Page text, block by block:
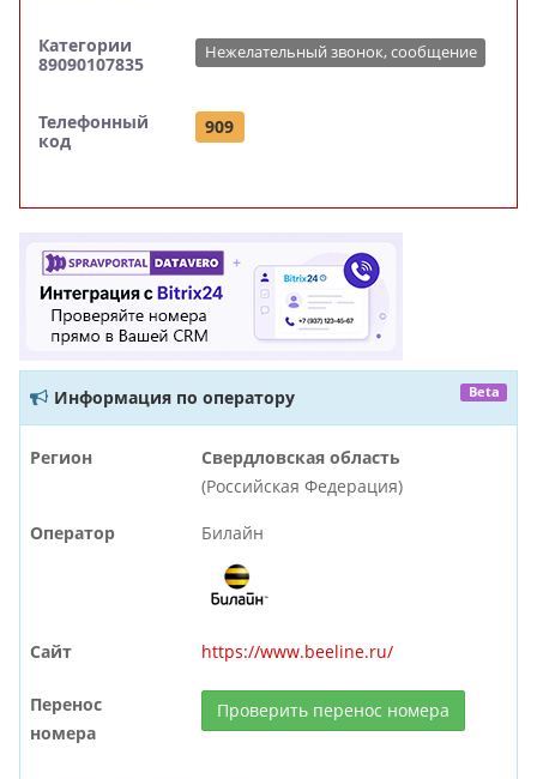
Категории
89090107835
Нежелательный звонок, сообщение
Телефонный
код
909
Информация по оператору Beta
Регион
Свердловская область
(Российская Федерация)
Оператор Билайн
Сайт https://www.beeline.ru/
Перенос
номера
Проверить перенос номера